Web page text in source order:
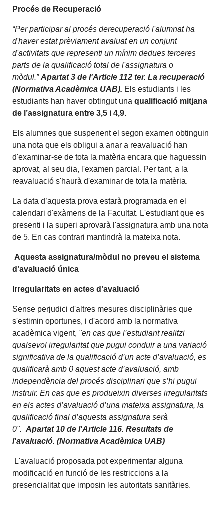
Procés de Recuperació
“Per participar al procés derecuperació l'alumnat ha
d'haver estat prèviament avaluat en un conjunt
d'activitats que representi un mínim dedues terceres
parts de la qualificació total de l'assignatura o
mòdul.” Apartat 3 de l'Article 112 ter. La recuperació
(Normativa Acadèmica UAB). Els estudiants i les
estudiants han haver obtingut unaqualificació mitjana
de l’assignatura entre 3,5 i 4,9.
Els alumnes que suspenent el segon examen obtinguin
una nota que els obligui a anar a reavaluació han
d'examinar-se de tota la matèria encara que haguessin
aprovat, al seu dia, l'examen parcial. Per tant, a la
reavaluació s'haurà d'examinar de tota la matèria.
La data d’aquesta prova estarà programada en el
calendari d'exàmens de la Facultat. L'estudiant que es
presenti i la superi aprovarà l'assignatura amb una nota
de 5. En cas contrari mantindrà la mateixa nota.
Aquesta assignatura/mòdul no preveu el sistema
d’avaluació única
Irregularitats en actes d’avaluació
Sense perjudici d'altres mesures disciplinàries que
s'estimin oportunes, i d'acord amb la normativa
acadèmica vigent, "en cas que l’estudiant realitzi
qualsevol irregularitat que pugui conduir a una variació
significativa de la qualificació d’un acte d’avaluació, es
qualificarà amb 0 aquest acte d’avaluació, amb
independència del procés disciplinari que s’hi pugui
instruir. En cas que es produeixin diverses irregularitats
en els actes d’avaluació d’una mateixa assignatura, la
qualificació final d’aquesta assignatura serà
0".Apartat 10 de l'Article 116. Resultats de
l'avaluació. (Normativa Acadèmica UAB)
L'avaluació proposada pot experimentar alguna
modificació en funció de les restriccions a la
presencialitat que imposin les autoritats sanitàries.